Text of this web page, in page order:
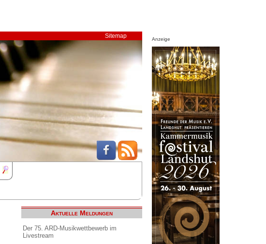
Sitemap
Aktuelle Meldungen
Der 75. ARD-Musikwettbewerb im
Livestream
Anzeige